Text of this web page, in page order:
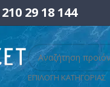
210 29 18 144
ΕΠΙΛΟΓΗ ΚΑΤΗΓΟΡΙΑΣ